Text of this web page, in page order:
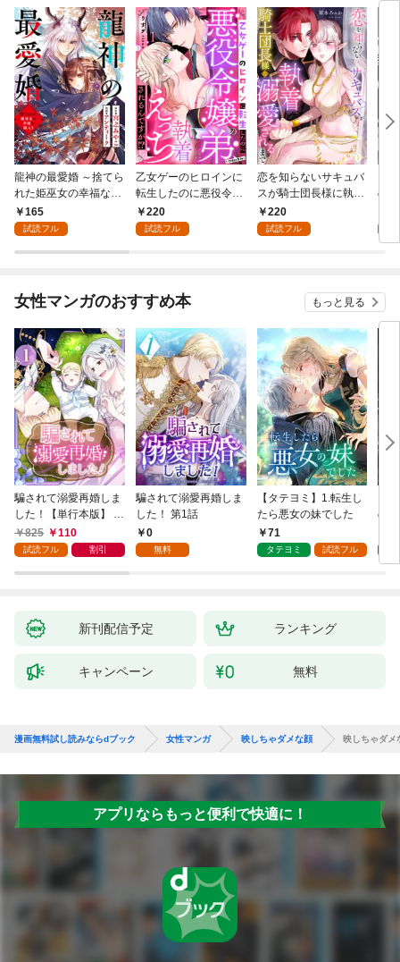
龍神の最愛婚 ～捨てら
れた姫巫女の幸福な嫁
入り～: 1
165
試読フル
乙女ゲーのヒロインに
転生したのに悪役令嬢
の弟（攻略対象外）に
執着えっちされるんで
220
試読フル
恋を知らないサキュバ
スが騎士団長様に執着
溺愛されるまで: 1
220
試読フル
の
女性マンガのおすすめ本 もっと見る
騙されて溺愛再婚しま
した！【単行本版】 1
巻825 110
試読フル 割引
騙されて溺愛再婚しま
した！ 第1話
0
無料
【タテヨミ】1.転生し
たら悪女の妹でした
71
タテヨミ 試読フル
の
新刊配信予定 ランキング
キャンペーン 無料
漫画無料試し読みならdブック 女性マンガ 映しちゃダメな顔 映しちゃダメ
アプリならもっと便利で快適に！